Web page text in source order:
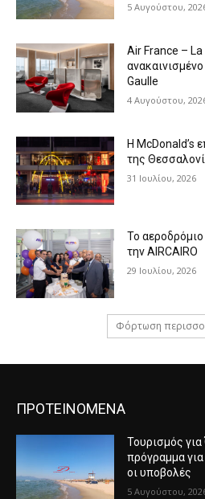
5 Αυγούστου,
Air France –
Gaulle
4 Αυγούστου,
Η McDonald’s
της
31 Ιουλίου, 2026
Το
την AIRCAIRO
29 Ιουλίου, 2026
Φόρτωση
ΠΡΟΤΕΙΝΟΜΕΝΑ
Τουρισμός
πρόγραμμα
οι υποβολές
5 Αυγούστου,